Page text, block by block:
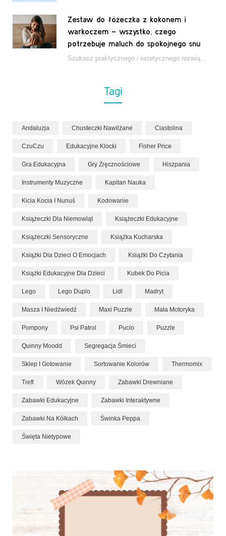
Zestaw do łóżeczka z kokonem i
warkoczem – wszystko, czego
potrzebuje maluch do spokojnego snu
Tagi
Andaluzja Chusteczki Nawilżane Ciastolina
CzuCzu Edukacyjne Klocki Fisher Price
Gra Edukacyjna Gry Zręcznościowe Hiszpania
Instrumenty Muzyczne Kapitan Nauka
Kicia Kocia I Nunuś Kodowanie
Książeczki Dla Niemowląt Książeczki Edukacyjne
Książeczki Sensoryczne Książka Kucharska
Książki Dla Dzieci O Emocjach Książki Do Czytania
Książki Edukacyjne Dla Dzieci Kubek Do Picia
Lego Lego Duplo Lidl Madryt
Masza I Niedźwiedź Maxi Puzzle Mała Motoryka
Pompony Psi Patrol Pucio Puzzle
Quinny Moodd Segregacja Śmieci
Sklep I Gotowanie Sortowanie Kolorów Thermomix
Trefl Wózek Quinny Zabawki Drewniane
Zabawki Edukacyjne Zabawki Interaktywne
Zabawki Na Kółkach Świnka Peppa
Święta Nietypowe